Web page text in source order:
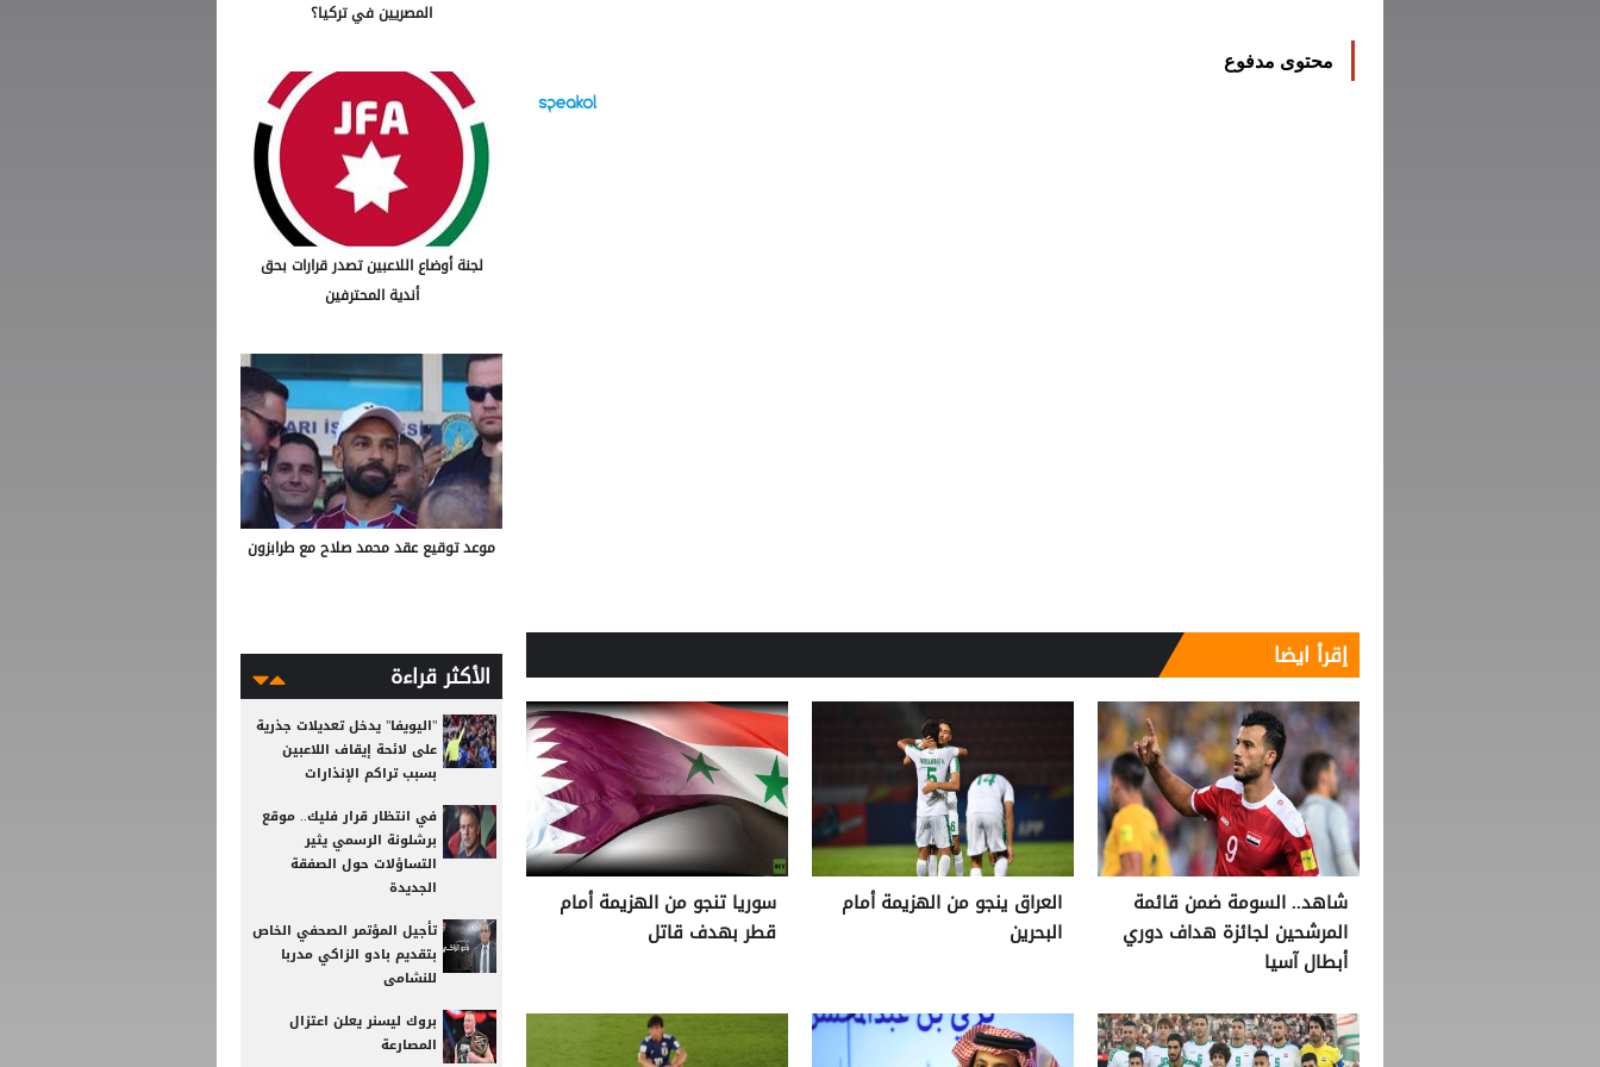
محتوى مدفوع
إقرأ ايضا
شاهد.. السومة ضمن قائمة
المرشحين لجائزة هداف دوري
أبطال آسيا
العراق ينجو من الهزيمة أمام
البحرين
سوريا تنجو من الهزيمة أمام
قطر بهدف قاتل
المصريين في تركيا؟
لجنة أوضاع اللاعبين تصدر قرارات بحق
أندية المحترفين
موعد توقيع عقد محمد صلاح مع طرابزون
الأكثر قراءة
"اليويفا" يدخل تعديلات جذرية
على لائحة إيقاف اللاعبين
بسبب تراكم الإنذارات
في انتظار قرار فليك.. موقع
برشلونة الرسمي يثير
التساؤلات حول الصفقة
الجديدة
تأجيل المؤتمر الصحفي الخاص
بتقديم بادو الزاكي مدربا
للنشامى
بروك ليسنر يعلن اعتزال
المصارعة